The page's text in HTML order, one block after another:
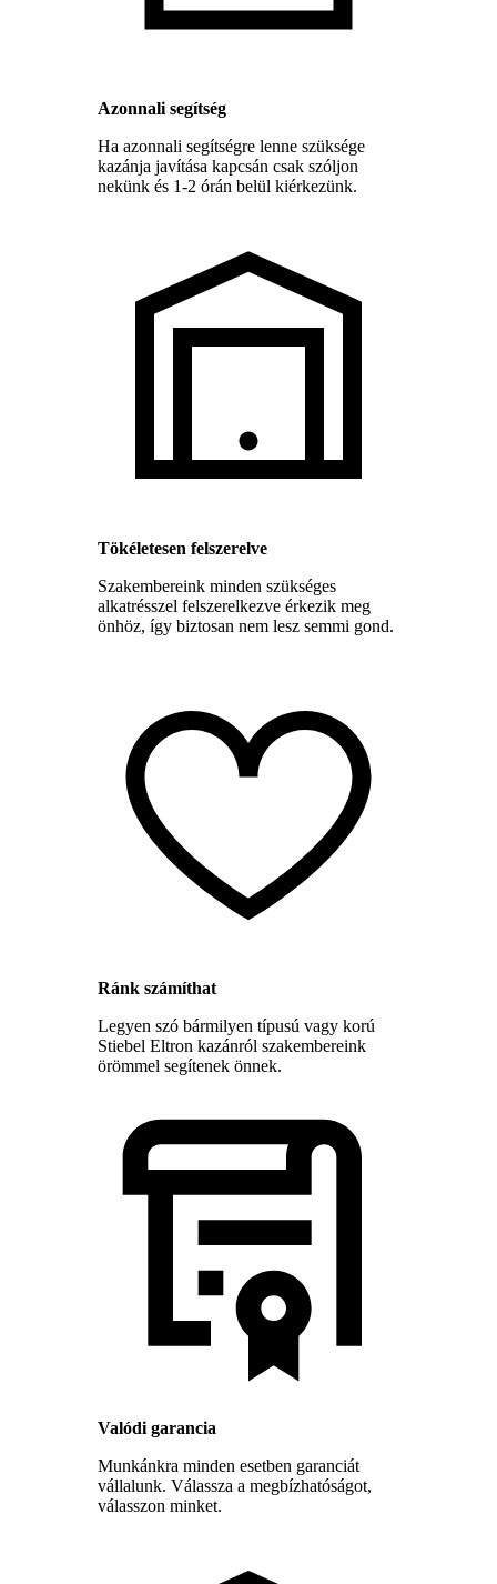
Azonnali segítség
Ha azonnali segítségre lenne szüksége
kazánja javítása kapcsán csak szóljon
nekünk és 1-2 órán belül kiérkezünk.
Tökéletesen felszerelve
Szakembereink minden szükséges
alkatrésszel felszerelkezve érkezik meg
önhöz, így biztosan nem lesz semmi gond.
Ránk számíthat
Legyen szó bármilyen típusú vagy korú
Stiebel Eltron kazánról szakembereink
örömmel segítenek önnek.
Valódi garancia
Munkánkra minden esetben garanciát
vállalunk. Válassza a megbízhatóságot,
válasszon minket.